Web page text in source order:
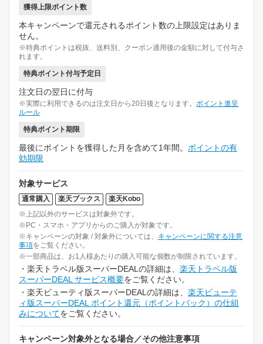
獲得上限ポイント数
本キャンペーンで還元されるポイント数の上限設定はありま
せん。
※特典ポイントは税抜、送料別、クーポン適用後の金額に対して付与さ
れます。
特典ポイント付与予定日
注文日の翌日に付与
※実際に利用できるのは注文日から20日後となります。 ポイント進呈
ルール
特典ポイント期限
最後にポイントを獲得した月を含めて1年間。 ポイントの有
効期限
対象サービス
通常購入 楽天ブックス
楽天Kobo
※上記以外のサービスは対象外です。
※PC・スマホ・アプリからのご購入が対象です。
※キャンペーンの対象 / 対象外については、 キャンペーンに関する注意
事項をご覧ください。
※一部商品は、お1人様あたりの購入可能な個数が制限されています。
・楽天トラベル版スーパーDEALの詳細は、 楽天トラベル版
スーパーDEAL サービス概要をご覧ください。
・楽天ビューティ版スーパーDEALの詳細は、 楽天ビューテ
ィ版スーパーDEAL ポイント還元（ポイントバック）の仕組
みについてをご覧ください。
キャンペーン対象外となる場合／その他注意事項